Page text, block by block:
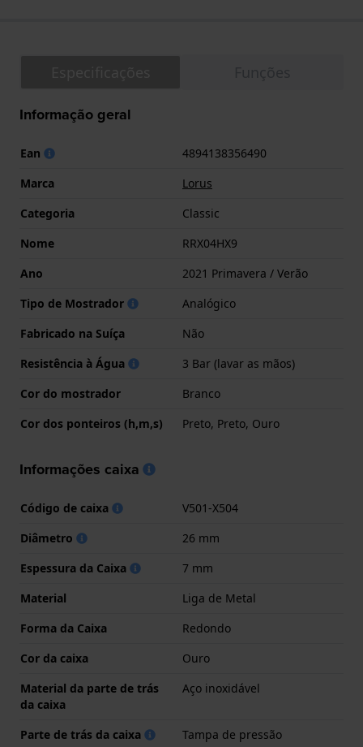
Informação geral
Ean
4894138356490
Marca
Lorus
Categoria
Classic
Nome
RRX04HX9
Ano
2021 Primavera / Verão
Tipo de Mostrador
Analógico
Fabricado na Suíça
Não
Resistência à Água
3 Bar (lavar as mãos)
Cor do mostrador
Branco
Cor dos ponteiros (h,m,s)
Preto, Preto, Ouro
Informações caixa
Código de caixa
V501-X504
Diâmetro
26 mm
Espessura da Caixa
7 mm
Material
Liga de Metal
Forma da Caixa
Redondo
Cor da caixa
Ouro
Material da parte de trás
da caixa
Aço inoxidável
Parte de trás da caixa
Tampa de pressão